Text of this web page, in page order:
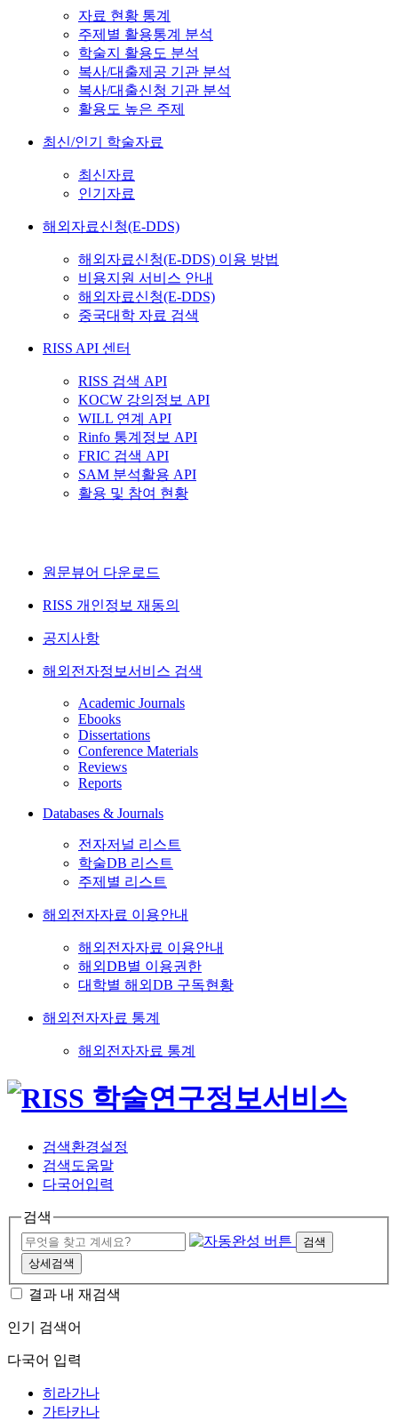
자료 현황 통계
주제별 활용통계 분석
학술지 활용도 분석
복사/대출제공 기관 분석
복사/대출신청 기관 분석
활용도 높은 주제
최신/인기 학술자료
최신자료
인기자료
해외자료신청(E-DDS)
해외자료신청(E-DDS) 이용 방법
비용지원 서비스 안내
해외자료신청(E-DDS)
중국대학 자료 검색
RISS API 센터
RISS 검색 API
KOCW 강의정보 API
WILL 연계 API
Rinfo 통계정보 API
FRIC 검색 API
SAM 분석활용 API
활용 및 참여 현황
원문뷰어 다운로드
RISS 개인정보 재동의
공지사항
해외전자정보서비스 검색
Academic Journals
Ebooks
Dissertations
Conference Materials
Reviews
Reports
Databases & Journals
전자저널 리스트
학술DB 리스트
주제별 리스트
해외전자자료 이용안내
해외전자자료 이용안내
해외DB별 이용권한
대학별 해외DB 구독현황
해외전자자료 통계
해외전자자료 통계
검색환경설정
검색도움말
다국어입력
검색
검색
상세검색
결과 내 재검색
인기 검색어
다국어 입력
히라가나
가타카나